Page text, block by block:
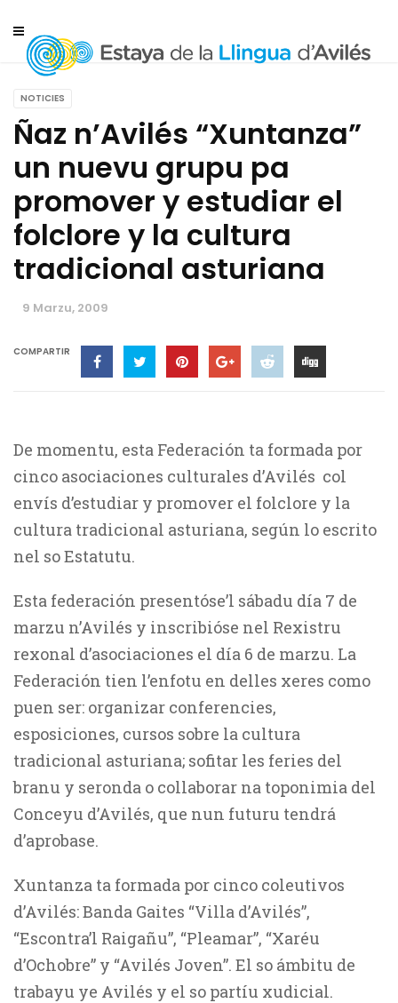
NOTICIES
Ñaz n’Avilés “Xuntanza”
un nuevu grupu pa
promover y estudiar el
folclore y la cultura
tradicional asturiana
9 Marzu, 2009
COMPARTIR
De momentu, esta Federación ta formada por
cinco asociaciones culturales d’Avilés col
envís d’estudiar y promover el folclore y la
cultura tradicional asturiana, según lo escrito
nel so Estatutu.
Esta federación presentóse’l sábadu día 7 de
marzu n’Avilés y inscribióse nel Rexistru
rexonal d’asociaciones el día 6 de marzu. La
Federación tien l’enfotu en delles xeres como
puen ser: organizar conferencies,
esposiciones, cursos sobre la cultura
tradicional asturiana; sofitar les feries del
branu y seronda o collaborar na toponimia del
Conceyu d’Avilés, que nun futuru tendrá
d’aprobase.
Xuntanza ta formada por cinco coleutivos
d’Avilés: Banda Gaites “Villa d’Avilés”,
“Escontra’l Raigañu”, “Pleamar”, “Xaréu
d’Ochobre” y “Avilés Joven”. El so ámbitu de
trabayu ye Avilés y el so partíu xudicial.